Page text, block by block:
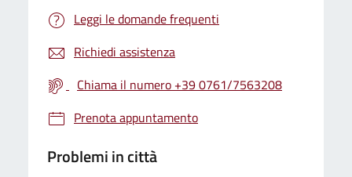
Leggi le domande frequenti
Richiedi assistenza
Chiama il numero +39 0761/7563208
Prenota appuntamento
Problemi in città